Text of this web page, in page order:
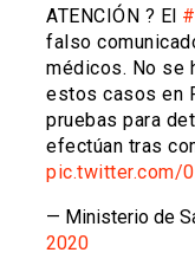
ATENCIÓN ? El
falso
médicos. No se
estos casos en
pruebas para
efectúan tras
pic.twitter.com/
— Ministerio de
2020